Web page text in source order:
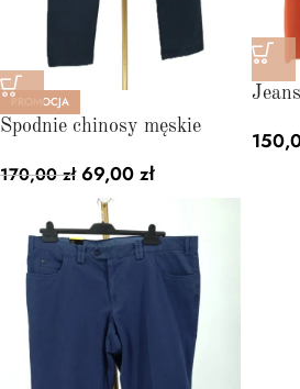
PROMOCJA
Spodnie chinosy męskie
170,00zł 69,00 zł